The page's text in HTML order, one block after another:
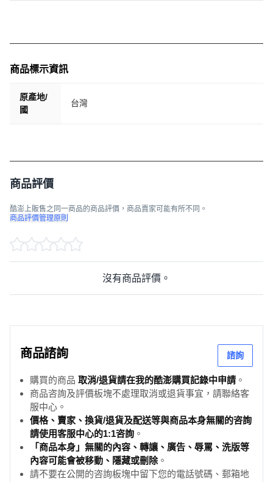
商品標示資訊
原產地/
國
台灣
商品評價
酷澎上販售之同一商品的商品評價，商品賣家可能有所不同。
商品評價管理原則
沒有商品評價。
商品諮詢 諮詢
購買的商品 取消/退貨請在我的酷澎購買記錄中申請 。
商品咨詢及評價板塊不處理取消或退貨事宜，請聯絡客
服中心。
價格、賣家、換貨/退貨及配送等與商品本身無關的咨詢
請使用客服中心的1:1咨詢 。
「商品本身」無關的內容、轉讓、廣告、辱罵、洗版等
內容可能會被移動、隱藏或刪除。
請不要在公開的咨詢板塊中留下您的電話號碼、郵箱地